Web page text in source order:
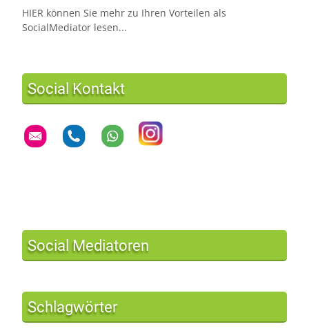
HIER können Sie mehr zu Ihren Vorteilen als
SocialMediator lesen...
Social Kontakt
Social Mediatoren
Schlagwörter